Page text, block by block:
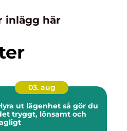
inlägg här
03. aug
ut lägenhet så gör du
tryggt, lönsamt och